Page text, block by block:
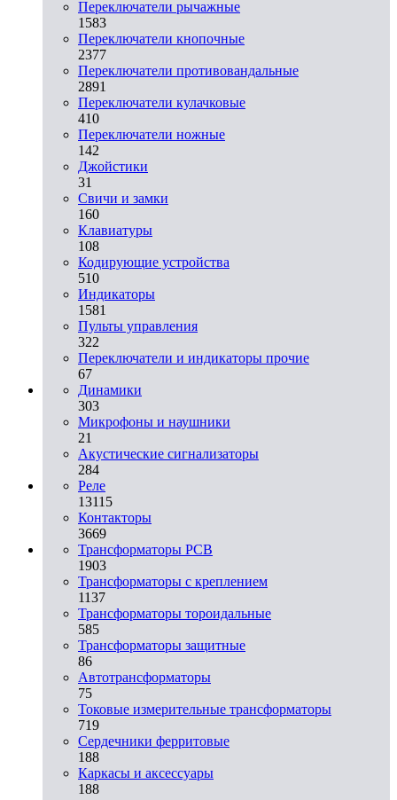
Переключатели рычажные
1583
Переключатели кнопочные
2377
Переключатели противовандальные
2891
Переключатели кулачковые
410
Переключатели ножные
142
Джойстики
31
Свичи и замки
160
Клавиатуры
108
Кодирующие устройства
510
Индикаторы
1581
Пульты управления
322
Переключатели и индикаторы прочие
67
Динамики
303
Микрофоны и наушники
21
Акустические сигнализаторы
284
Реле
13115
Контакторы
3669
Трансформаторы PCB
1903
Трансформаторы с креплением
1137
Трансформаторы тороидальные
585
Трансформаторы защитные
86
Автотрансформаторы
75
Токовые измерительные трансформаторы
719
Сердечники ферритовые
188
Каркасы и аксессуары
188